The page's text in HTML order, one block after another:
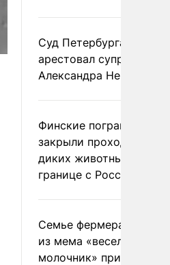
Суд Петербурга заочно
арестовал супругу
Александра Невзорова
Финские пограничники
закрыли проходы для
диких животных на
границе с Россией
Семье фермера
из мема «веселый
молочник» пригрозили